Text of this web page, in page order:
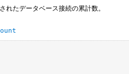
れたデータベース接続の累計数。